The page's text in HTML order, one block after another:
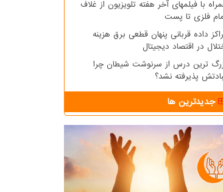
با فیلمهای آخر هفته تلویزیون از غلاف
فلزی تا پست
داده قربانی پنهان قطعی برق هزینه
در اقتصاد دیجیتال
ترین درس از سرنوشت شیطان چرا
پذیرفته نشد؟
جدیدترین ها